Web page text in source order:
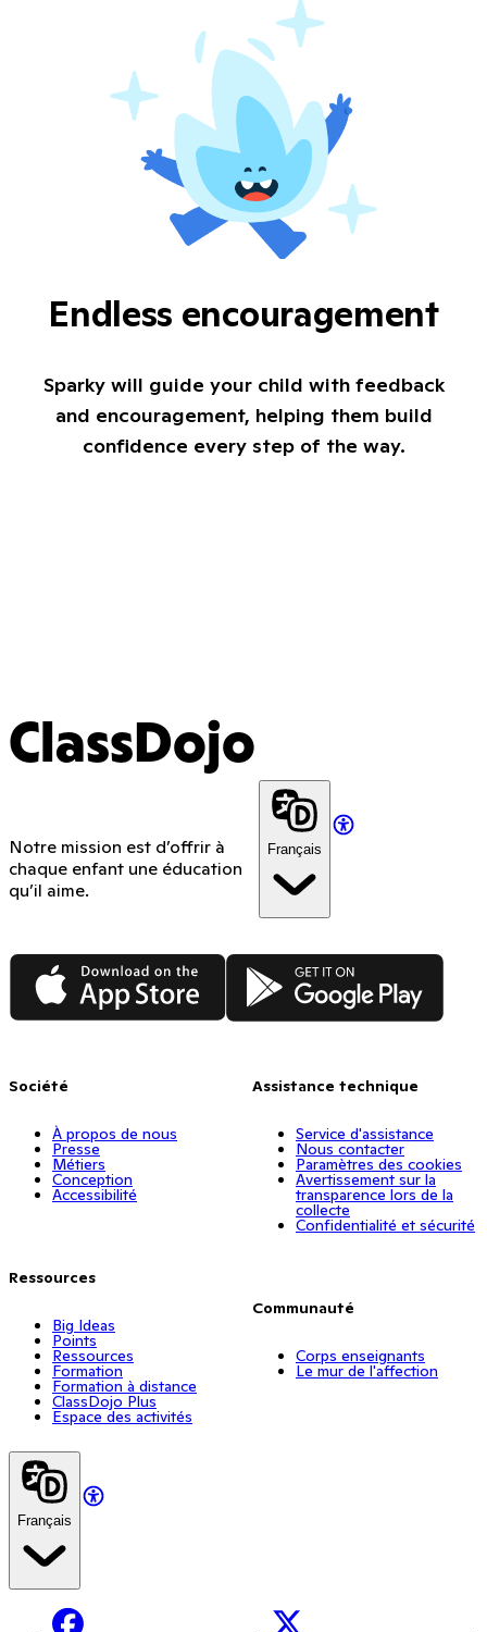
Endless encouragement
Sparky will guide your child with feedback
and encouragement, helping them build
confidence every step of the way.
ClassDojo
Notre mission est d’offrir à
chaque enfant une éducation
qu’il aime.
Français
App Store Google Play
Société
À propos de nous
Presse
Métiers
Conception
Accessibilité
Ressources
Big Ideas
Points
Ressources
Formation
Formation à distance
ClassDojo Plus
Espace des activités
Assistance technique
Service d'assistance
Nous contacter
Paramètres des cookies
Avertissement sur la
transparence lors de la
collecte
Confidentialité et sécurité
Communauté
Corps enseignants
Le mur de l'affection
Français
Facebook X